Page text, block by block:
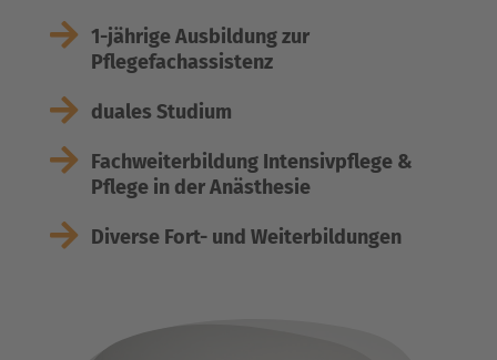
 1-jährige Ausbildung zur
Pflegefachassistenz
 duales Studium
 Fachweiterbildung Intensivpflege &
Pflege in der Anästhesie
 Diverse Fort- und Weiterbildungen